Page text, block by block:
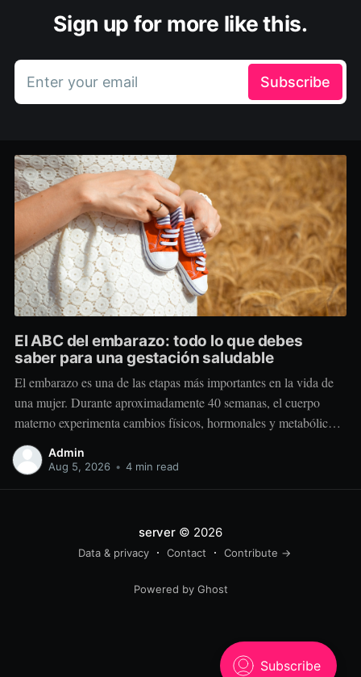
Sign up for more like this.
Enter your email Subscribe
El ABC del embarazo: todo lo que debes
saber para una gestación saludable
El embarazo es una de las etapas más importantes en la vida de
una mujer. Durante aproximadamente 40 semanas, el cuerpo
materno experimenta cambios físicos, hormonales y metabólicos
extraordinarios para crear y sostener una nueva vida. Más allá de
“comer por dos”, el embarazo requiere comer mejor, nutrir
Admin
Aug 5, 2026 • 4 min read
server© 2026
Data & privacy Contact Contribute →
Powered by Ghost